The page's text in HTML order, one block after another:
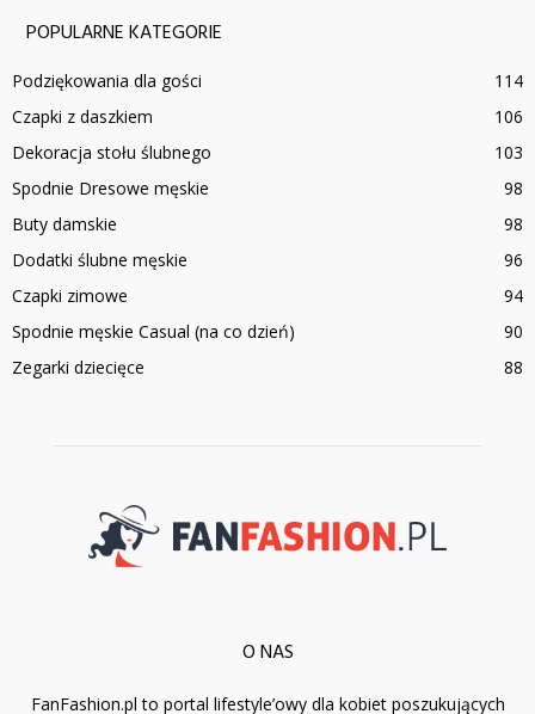
POPULARNE KATEGORIE
Podziękowania dla gości
114
Czapki z daszkiem
106
Dekoracja stołu ślubnego
103
Spodnie Dresowe męskie
98
Buty damskie
98
Dodatki ślubne męskie
96
Czapki zimowe
94
Spodnie męskie Casual (na co dzień)
90
Zegarki dziecięce
88
O NAS
FanFashion.pl to portal lifestyle’owy dla kobiet poszukujących